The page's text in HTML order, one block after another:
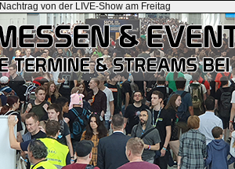
Nachtrag von der LIVE-Show am Freitag